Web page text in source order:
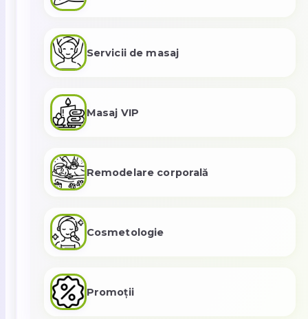
Servicii de masaj
Masaj VIP
Remodelare corporală
Cosmetologie
Promoții